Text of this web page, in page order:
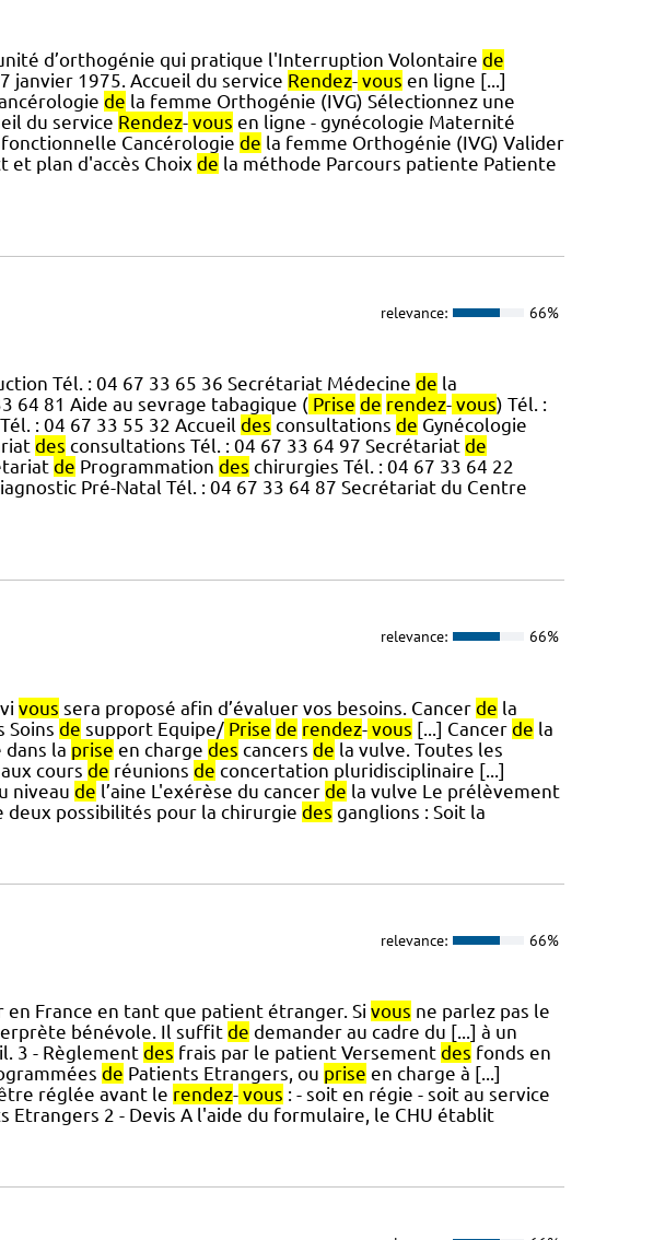
d’orthogénie qui pratique l'Interruption Volontaire de
janvier 1975. Accueil du service Rendez- vous en ligne [...]
de la femme Orthogénie (IVG) Sélectionnez une
du service Rendez- vous en ligne - gynécologie Maternité
Cancérologie de la femme Orthogénie (IVG) Valider
et plan d'accès Choix de la méthode Parcours patiente Patiente
relevance: 66%
Tél. : 04 67 33 65 36 Secrétariat Médecine de la
64 81 Aide au sevrage tabagique ( Prise de rendez- vous) Tél. :
: 04 67 33 55 32 Accueil des consultations de Gynécologie
des consultations Tél. : 04 67 33 64 97 Secrétariat de
de Programmation des chirurgies Tél. : 04 67 33 64 22
Pré-Natal Tél. : 04 67 33 64 87 Secrétariat du Centre
relevance: 66%
vous sera proposé afin d’évaluer vos besoins. Cancer de la
Soins de support Equipe/ Prise de rendez- vous [...] Cancer de la
la prise en charge des cancers de la vulve. Toutes les
cours de réunions de concertation pluridisciplinaire [...]
niveau de l’aine L'exérèse du cancer de la vulve Le prélèvement
deux possibilités pour la chirurgie des ganglions : Soit la
relevance: 66%
en France en tant que patient étranger. Si vous ne parlez pas le
bénévole. Il suffit de demander au cadre du [...] à un
3 - Règlement des frais par le patient Versement des fonds en
de Patients Etrangers, ou prise en charge à [...]
réglée avant le rendez- vous : - soit en régie - soit au service
Etrangers 2 - Devis A l'aide du formulaire, le CHU établit